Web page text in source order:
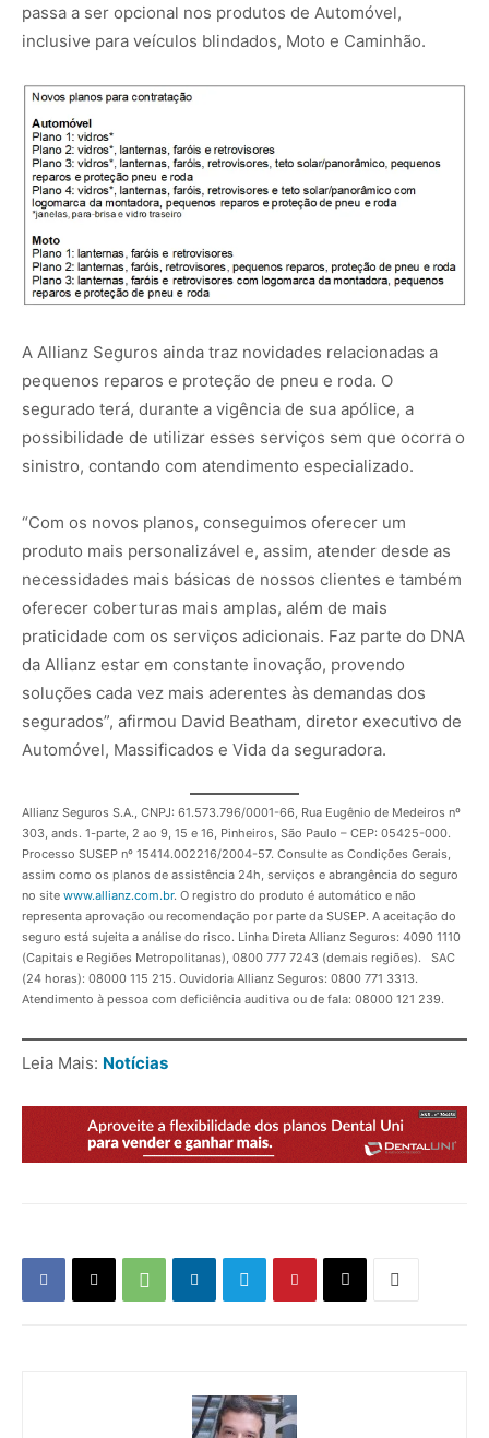
passa a ser opcional nos produtos de Automóvel,
inclusive para veículos blindados, Moto e Caminhão.
A Allianz Seguros ainda traz novidades relacionadas a
pequenos reparos e proteção de pneu e roda. O
segurado terá, durante a vigência de sua apólice, a
possibilidade de utilizar esses serviços sem que ocorra o
sinistro, contando com atendimento especializado.
“Com os novos planos, conseguimos oferecer um
produto mais personalizável e, assim, atender desde as
necessidades mais básicas de nossos clientes e também
oferecer coberturas mais amplas, além de mais
praticidade com os serviços adicionais. Faz parte do DNA
da Allianz estar em constante inovação, provendo
soluções cada vez mais aderentes às demandas dos
segurados”, afirmou David Beatham, diretor executivo de
Automóvel, Massificados e Vida da seguradora.
Allianz Seguros S.A., CNPJ: 61.573.796/0001-66, Rua Eugênio de Medeiros nº
303, ands. 1-parte, 2 ao 9, 15 e 16, Pinheiros, São Paulo – CEP: 05425-000.
Processo SUSEP nº 15414.002216/2004-57. Consulte as Condições Gerais,
assim como os planos de assistência 24h, serviços e abrangência do seguro
no site www.allianz.com.br. O registro do produto é automático e não
representa aprovação ou recomendação por parte da SUSEP. A aceitação do
seguro está sujeita a análise do risco. Linha Direta Allianz Seguros: 4090 1110
(Capitais e Regiões Metropolitanas), 0800 777 7243 (demais regiões). SAC
(24 horas): 08000 115 215. Ouvidoria Allianz Seguros: 0800 771 3313.
Atendimento à pessoa com deficiência auditiva ou de fala: 08000 121 239.
Leia Mais: Notícias